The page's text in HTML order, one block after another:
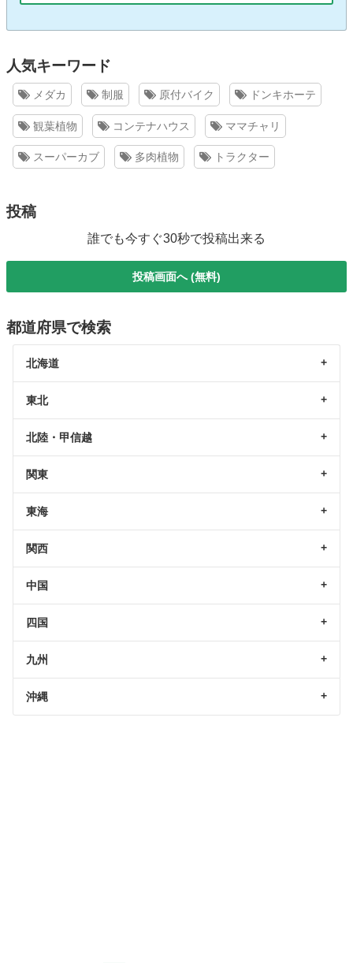
人気キーワード
メダカ 制服 原付バイク ドンキホーテ
観葉植物 コンテナハウス ママチャリ
スーパーカブ 多肉植物 トラクター
投稿
誰でも今すぐ30秒で投稿出来る
投稿画面へ (無料)
都道府県で検索
北海道
東北
北陸・甲信越
関東
東海
関西
中国
四国
九州
沖縄